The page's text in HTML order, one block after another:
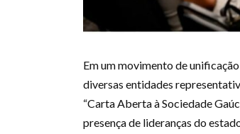
Em um movimento de
diversas entidades
“Carta Aberta à Sociedade
presença de lideranças do